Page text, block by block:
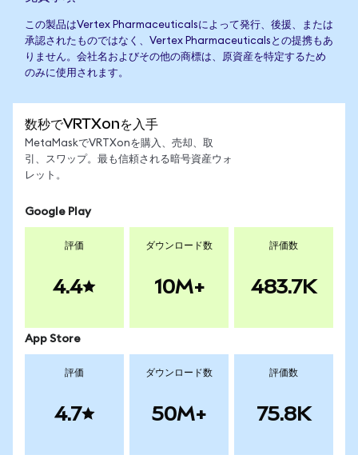
この製品はVertex Pharmaceuticalsによって発行、後援、または
承認されたものではなく、Vertex Pharmaceuticalsとの提携もあ
りません。会社名およびその他の商標は、原資産を特定するため
のみに使用されます。
数秒でVRTXonを入手
MetaMaskでVRTXonを購入、売却、取
引、スワップ。最も信頼される暗号資産ウォ
レット。
Google Play
評価
4.4
ダウンロード数
10M+
評価数
483.7K
App Store
評価
4.7
ダウンロード数
50M+
評価数
75.8K